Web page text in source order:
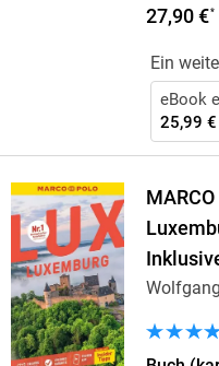
27,90 €*
Ein
eBook
25,99 €